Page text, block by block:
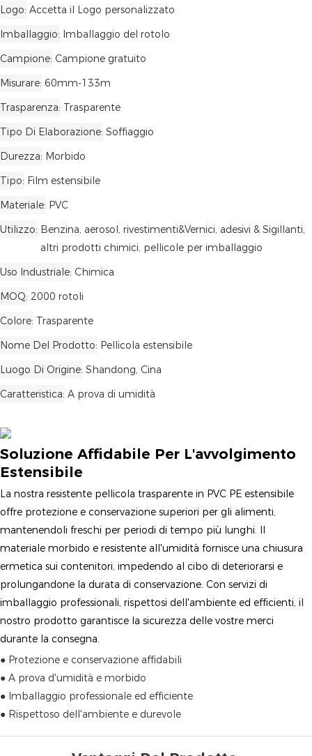
Logo Accetta il Logo personalizzato
Imballaggio Imballaggio del rotolo
Campione Campione gratuito
Misurare 60mm-133m
Trasparenza Trasparente
Tipo Di Elaborazione Soffiaggio
Durezza Morbido
Tipo Film estensibile
Materiale PVC
Utilizzo Benzina, aerosol, rivestimenti&Vernici, adesivi & Sigillanti,
altri prodotti chimici, pellicole per imballaggio
Uso Industriale Chimica
MOQ 2000 rotoli
Colore Trasparente
Nome Del Prodotto Pellicola estensibile
Luogo Di Origine Shandong, Cina
Caratteristica A prova di umidità
Soluzione Affidabile Per L'avvolgimento
Estensibile
La nostra resistente pellicola trasparente in PVC PE estensibile
offre protezione e conservazione superiori per gli alimenti,
mantenendoli freschi per periodi di tempo più lunghi. Il
materiale morbido e resistente all'umidità fornisce una chiusura
ermetica sui contenitori, impedendo al cibo di deteriorarsi e
prolungandone la durata di conservazione. Con servizi di
imballaggio professionali, rispettosi dell'ambiente ed efficienti, il
nostro prodotto garantisce la sicurezza delle vostre merci
durante la consegna.
● Protezione e conservazione affidabili
● A prova d'umidità e morbido
● Imballaggio professionale ed efficiente
● Rispettoso dell'ambiente e durevole